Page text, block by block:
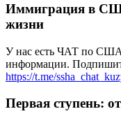
Иммиграция в
жизни
У нас есть ЧАТ по
информации.
https://t.me/
Первая ступень: